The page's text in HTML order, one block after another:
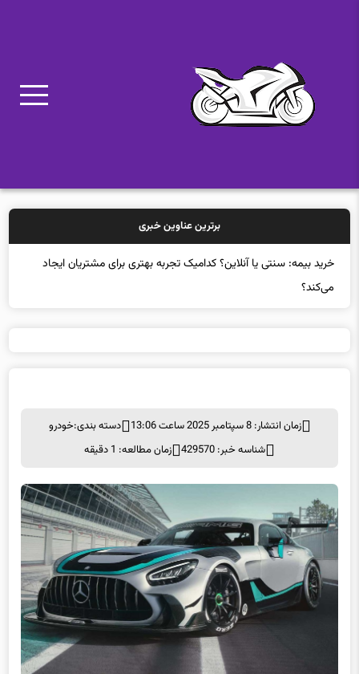
برترین عناوین خبری
خرید بیمه: سنتی یا آنلاین؟ کدامیک تجربه بهتری برای مشتریان ایجاد
می‌کند؟
زمان انتشار: 8 سپتامبر 2025 ساعت 13:06 دسته بندی:خودرو
شناسه خبر: 429570
زمان مطالعه: 1 دقیقه